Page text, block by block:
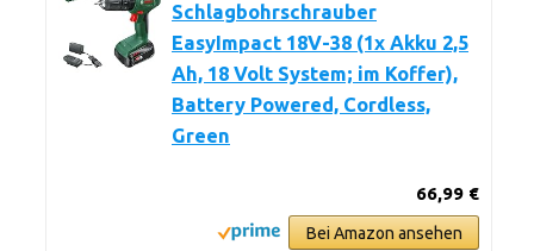
Schlagbohrschrauber
EasyImpact 18V-38 (1x Akku 2,5
Ah, 18 Volt System; im Koffer),
Battery Powered, Cordless,
Green
66,99 €
Bei Amazon ansehen